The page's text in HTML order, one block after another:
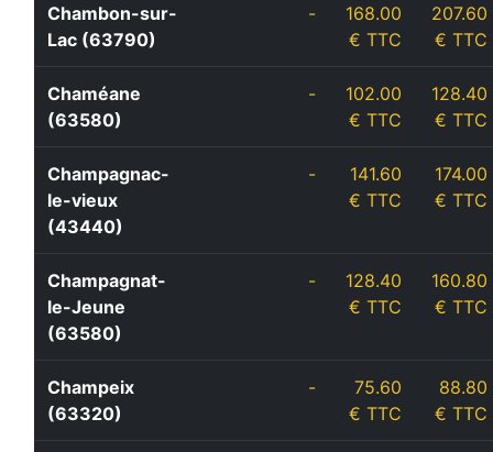
Chambon-sur-
Lac (63790)
-
168.00
€ TTC
207.60
€ TTC
Chaméane
(63580)
-
102.00
€ TTC
128.40
€ TTC
Champagnac-
le-vieux
(43440)
-
141.60
€ TTC
174.00
€ TTC
Champagnat-
le-Jeune
(63580)
-
128.40
€ TTC
160.80
€ TTC
Champeix
(63320)
-
75.60
€ TTC
88.80
€ TTC